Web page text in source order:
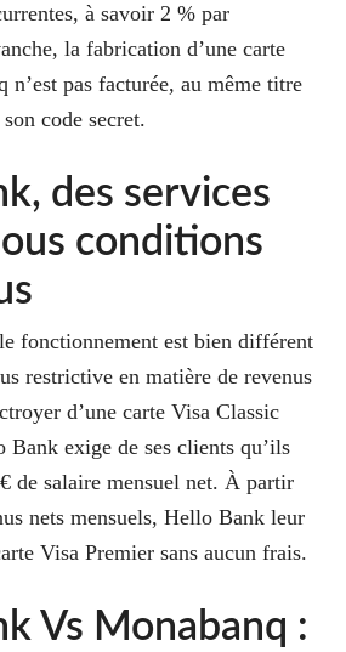
à savoir 2 % par
la fabrication d’une carte
n’est pas facturée, au même titre
code secret.
des services
conditions
fonctionnement est bien différent
restrictive en matière de revenus
d’une carte Visa Classic
Bank exige de ses clients qu’ils
de salaire mensuel net. À partir
nets mensuels, Hello Bank leur
Visa Premier sans aucun frais.
Vs Monabanq :